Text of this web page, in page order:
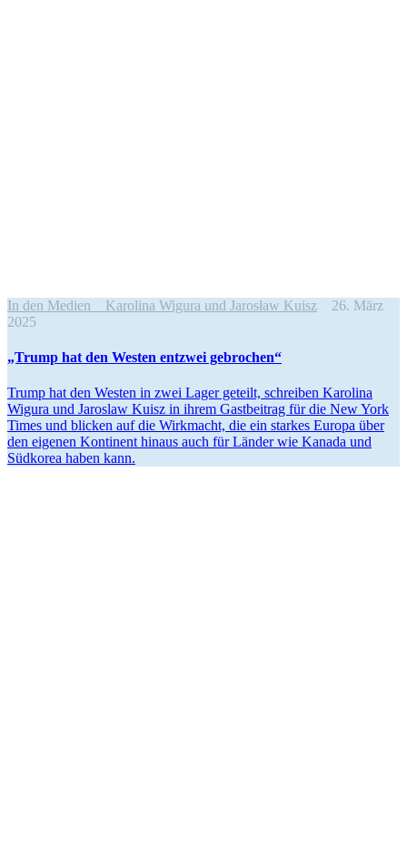
In den Medien Karolina Wigura und Jarosław Kuisz 26. März
2025
„Trump hat den Westen entzwei gebrochen“
Trump hat den Westen in zwei Lager geteilt, schreiben Karolina
Wigura und Jaroslaw Kuisz in ihrem Gastbeitrag für die New York
Times und blicken auf die Wirkmacht, die ein starkes Europa über
den eigenen Kontinent hinaus auch für Länder wie Kanada und
Südkorea haben kann.